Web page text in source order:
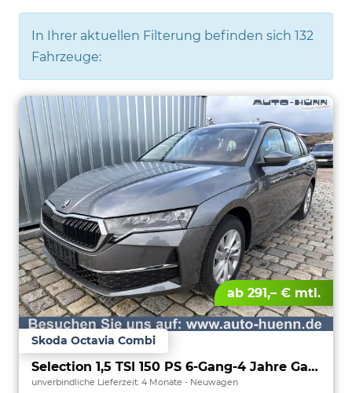
In Ihrer aktuellen Filterung befinden sich 132
Fahrzeuge:
ab 291,– € mtl.
Skoda Octavia Combi
Selection 1,5 TSI 150 PS 6-Gang-4 Jahre Garantie-Anhängerkupplung schwenkbar-PDC vorne und hinten-Sitzheizung-Smart Link
unverbindliche Lieferzeit: 4 Monate Neuwagen